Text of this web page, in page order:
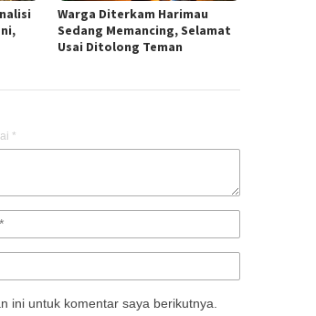
Warga Diterkam Harimau
Sedang Memancing, Selamat
Usai Ditolong Teman
*
ini untuk komentar saya berikutnya.